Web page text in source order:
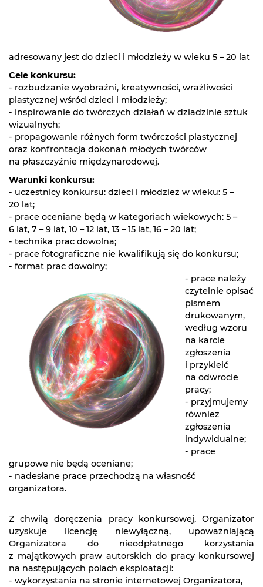
adresowany jest do dzieci i młodzieży w wieku 5 – 20 lat
Cele konkursu:
- rozbudzanie wyobraźni, kreatywności, wrażliwości
plastycznej wśród dzieci i młodzieży;
- inspirowanie do twórczych działań w dziadzinie sztuk
wizualnych;
- propagowanie różnych form twórczości plastycznej
oraz konfrontacja dokonań młodych twórców
na płaszczyźnie międzynarodowej.
Warunki konkursu:
- uczestnicy konkursu: dzieci i młodzież w wieku: 5 –
20 lat;
- prace oceniane będą w kategoriach wiekowych: 5 –
6 lat, 7 – 9 lat, 10 – 12 lat, 13 – 15 lat, 16 – 20 lat;
- technika prac dowolna;
- prace fotograficzne nie kwalifikują się do konkursu;
- format prac dowolny;
- prace należy
czytelnie opisać
pismem
drukowanym,
według wzoru
na karcie
zgłoszenia
i przykleić
na odwrocie
pracy;
- przyjmujemy
również
zgłoszenia
indywidualne;
- prace
grupowe nie będą oceniane;
- nadesłane prace przechodzą na własność
organizatora.
Z chwilą doręczenia pracy konkursowej, Organizator
uzyskuje licencję niewyłączną, upoważniającą
Organizatora do nieodpłatnego korzystania
z majątkowych praw autorskich do pracy konkursowej
na następujących polach eksploatacji:
- wykorzystania na stronie internetowej Organizatora,